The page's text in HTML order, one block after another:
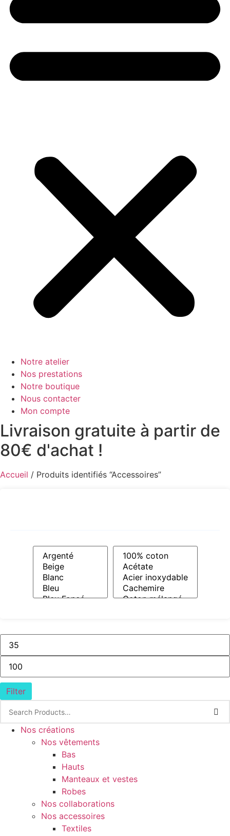
Notre atelier
Nos prestations
Notre boutique
Nous contacter
Mon compte
Livraison gratuite à partir de
80€ d'achat !
Accueil / Produits identifiés “Accessoires”
Filter
Nos créations
Nos vêtements
Bas
Hauts
Manteaux et vestes
Robes
Nos collaborations
Nos accessoires
Textiles